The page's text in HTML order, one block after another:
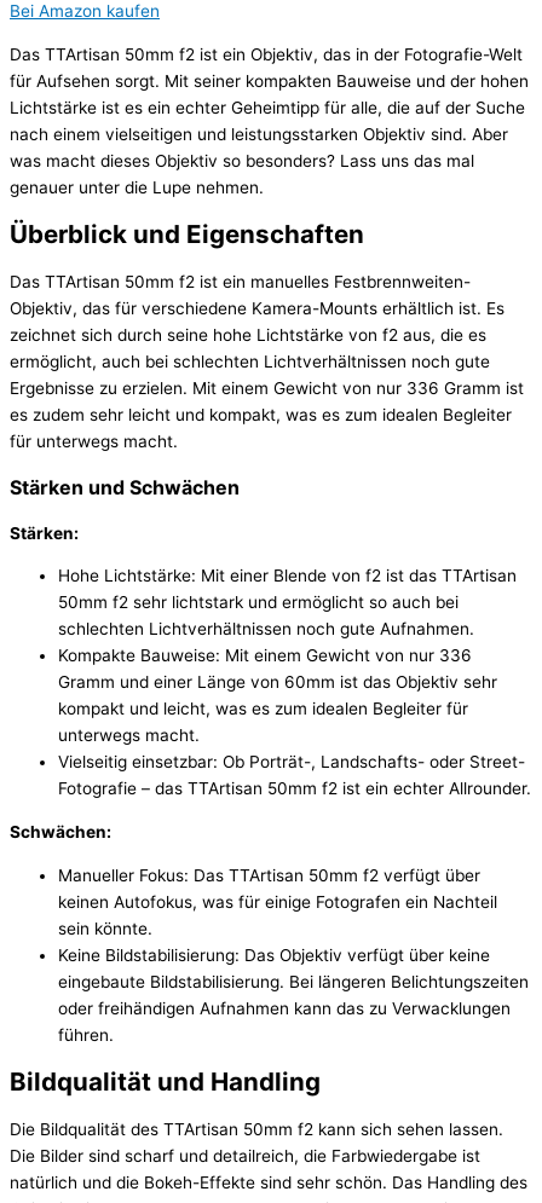
Bei Amazon kaufen
Das TTArtisan 50mm f2 ist ein Objektiv, das in der Fotografie-Welt
für Aufsehen sorgt. Mit seiner kompakten Bauweise und der hohen
Lichtstärke ist es ein echter Geheimtipp für alle, die auf der Suche
nach einem vielseitigen und leistungsstarken Objektiv sind. Aber
was macht dieses Objektiv so besonders? Lass uns das mal
genauer unter die Lupe nehmen.
Überblick und Eigenschaften
Das TTArtisan 50mm f2 ist ein manuelles Festbrennweiten-
Objektiv, das für verschiedene Kamera-Mounts erhältlich ist. Es
zeichnet sich durch seine hohe Lichtstärke von f2 aus, die es
ermöglicht, auch bei schlechten Lichtverhältnissen noch gute
Ergebnisse zu erzielen. Mit einem Gewicht von nur 336 Gramm ist
es zudem sehr leicht und kompakt, was es zum idealen Begleiter
für unterwegs macht.
Stärken und Schwächen
Stärken:
Hohe Lichtstärke: Mit einer Blende von f2 ist das TTArtisan
50mm f2 sehr lichtstark und ermöglicht so auch bei
schlechten Lichtverhältnissen noch gute Aufnahmen.
Kompakte Bauweise: Mit einem Gewicht von nur 336
Gramm und einer Länge von 60mm ist das Objektiv sehr
kompakt und leicht, was es zum idealen Begleiter für
unterwegs macht.
Vielseitig einsetzbar: Ob Porträt-, Landschafts- oder Street-
Fotografie – das TTArtisan 50mm f2 ist ein echter Allrounder.
Schwächen:
Manueller Fokus: Das TTArtisan 50mm f2 verfügt über
keinen Autofokus, was für einige Fotografen ein Nachteil
sein könnte.
Keine Bildstabilisierung: Das Objektiv verfügt über keine
eingebaute Bildstabilisierung. Bei längeren Belichtungszeiten
oder freihändigen Aufnahmen kann das zu Verwacklungen
führen.
Bildqualität und Handling
Die Bildqualität des TTArtisan 50mm f2 kann sich sehen lassen.
Die Bilder sind scharf und detailreich, die Farbwiedergabe ist
natürlich und die Bokeh-Effekte sind sehr schön. Das Handling des